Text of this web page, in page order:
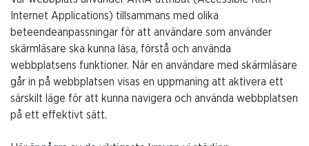
Internet Applications) tillsammans med olika
beteendeanpassningar för att användare som använder
skärmläsare ska kunna läsa, förstå och använda
webbplatsens funktioner. När en användare med skärmläsare
går in på webbplatsen visas en uppmaning att aktivera ett
särskilt läge för att kunna navigera och använda webbplatsen
på ett effektivt sätt.